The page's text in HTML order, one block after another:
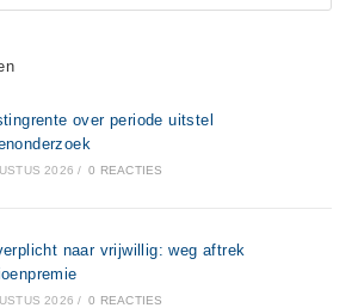
over periode uitstel
2026 / 0 REACTIES
naar vrijwillig: weg aftrek
2026 / 0 REACTIES